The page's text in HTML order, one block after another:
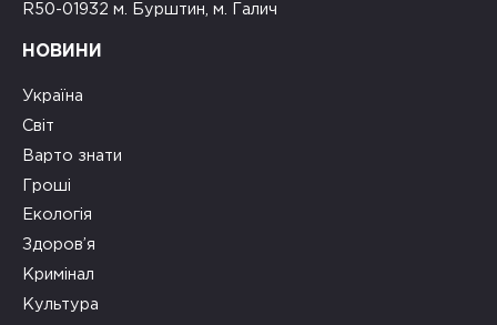
R50-01932 м. Бурштин, м. Галич
НОВИНИ
Україна
Світ
Варто знати
Гроші
Екологія
Здоров’я
Кримінал
Культура